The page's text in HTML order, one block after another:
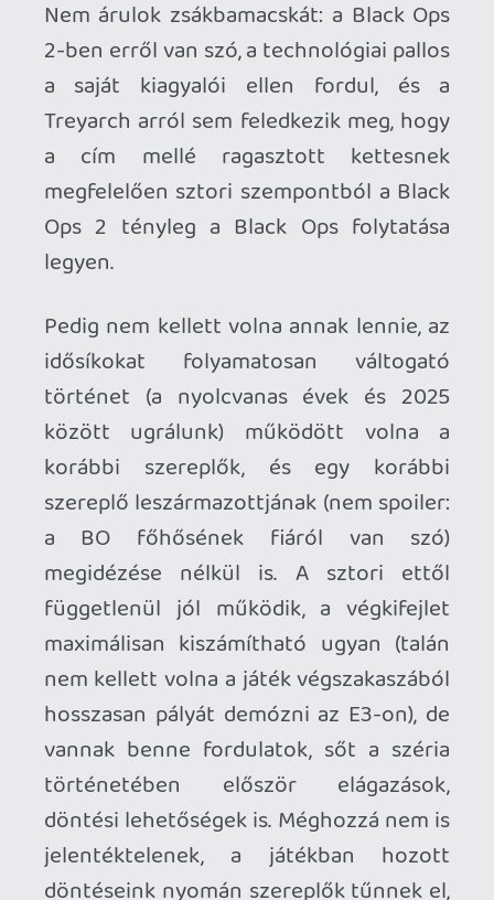
Pedig nem kellett volna annak lennie, az
idősíkokat folyamatosan váltogató
történet (a nyolcvanas évek és 2025
között ugrálunk) működött volna a
korábbi szereplők, és egy korábbi
szereplő leszármazottjának (nem spoiler:
a BO főhősének fiáról van szó)
megidézése nélkül is. A sztori ettől
függetlenül jól működik, a végkifejlet
maximálisan kiszámítható ugyan (talán
hosszasan pályát demózni az E3-on), de
vannak benne fordulatok, sőt a széria
történetében először elágazások,
döntési lehetőségek is. Méghozzá nem is
jelentéktelenek, a játékban hozott
döntéseink nyomán szereplők tűnnek el,
vagy maradnak életben, és a sokféle
variációs lehetőségnek köszönhetően
befejezésből is van vagy hatféle. Szintén
dicséretet érdemel, hogy a Treyarch
láthatóan komoly energiákat fektetett a
főgonosz humanizálásba, nem a standard
orosz / közel-keleti pszichopatát kapjuk -
hanem egy kevésbé standard dél-
amerikai pszichopatát, akinél a fejlesztők
vették a fáradtságot, és felvázolták
(leginkább a remek zeneválasztásnak
köszönhetőenhatásos intróban
) a
tömeggyilkos őrületig vezető utat, és a
mögötte megbúvó, ezúttal rendkívül
személyes motivációkat.